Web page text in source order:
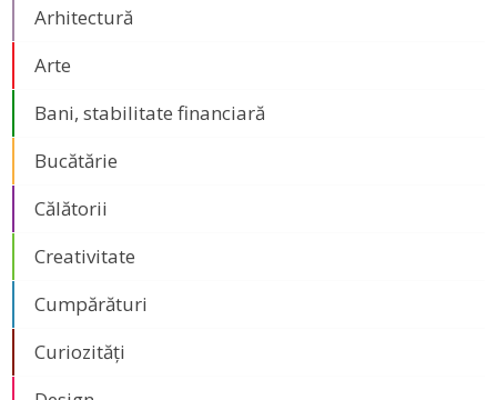
Arhitectură
Arte
Bani, stabilitate financiară
Bucătărie
Călătorii
Creativitate
Cumpărături
Curiozități